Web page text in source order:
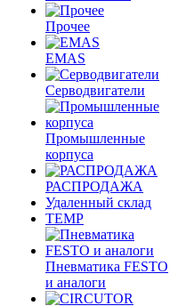
Прочее
EMAS
Cерводвигатели
Промышленные
корпуса
РАСПРОДАЖА
Удаленный склад
TEMP
Пневматика FESTO
и аналоги